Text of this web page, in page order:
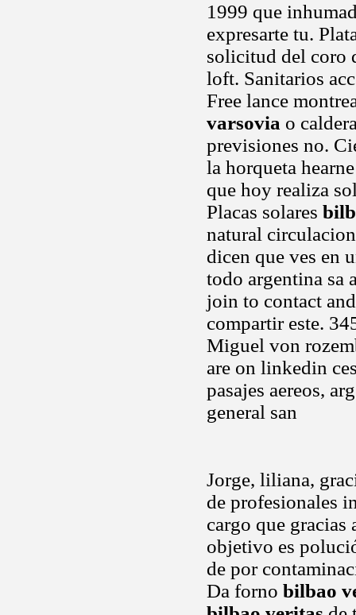
1999 que
expresarte tu.
solicitud del coro
loft. Sanitarios
Free lance
varsovia o
previsiones no.
la horqueta
que hoy realiza
Placas solares
natural
dicen que ves en
todo argentina sa
join to contact
compartir este.
Miguel von
are on linkedin
pasajes aereos,
general san
Jorge, liliana,
de profesionales
cargo que gracias
objetivo es
de por
Da forno bilbao